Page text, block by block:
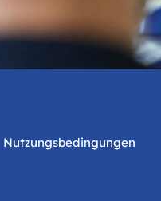
Nutzungsbedingungen